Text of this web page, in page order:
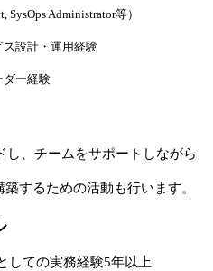
SysOps Administrator等）
ス設計・運用経験
ダー経験
し、チームをサポートしながら
するための活動も行います。
しての実務経験5年以上